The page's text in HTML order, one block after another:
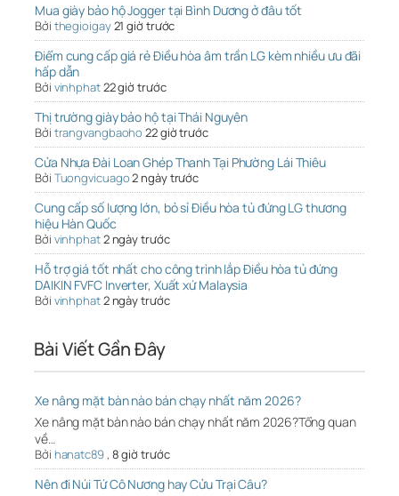
Mua giày bảo hộ Jogger tại Bình Dương ở đâu tốt
Bởi thegioigay21 giờ trước
Điểm cung cấp giá rẻ Điều hòa âm trần LG kèm nhiều ưu đãi
hấp dẫn
Bởi vinhphat22 giờ trước
Thị trường giày bảo hộ tại Thái Nguyên
Bởi trangvangbaoho 22 giờ trước
Cửa Nhựa Đài Loan Ghép Thanh Tại Phường Lái Thiêu
Bởi Tuongvicuago2 ngày trước
Cung cấp số lượng lớn, bỏ sỉ Điều hòa tủ đứng LG thương
hiệu Hàn Quốc
Bởi vinhphat2 ngày trước
Hỗ trợ giá tốt nhất cho công trình lắp Điều hòa tủ đứng
DAIKIN FVFC Inverter, Xuất xứ Malaysia
Bởi vinhphat2 ngày trước
Bài Viết Gần Đây
Xe nâng mặt bàn nào bán chạy nhất năm 2026?
Xe nâng mặt bàn nào bán chạy nhất năm 2026?Tổng quan
về…
Bởi hanatc89, 8 giờ trước
Nên đi Núi Tứ Cô Nương hay Cửu Trại Câu?